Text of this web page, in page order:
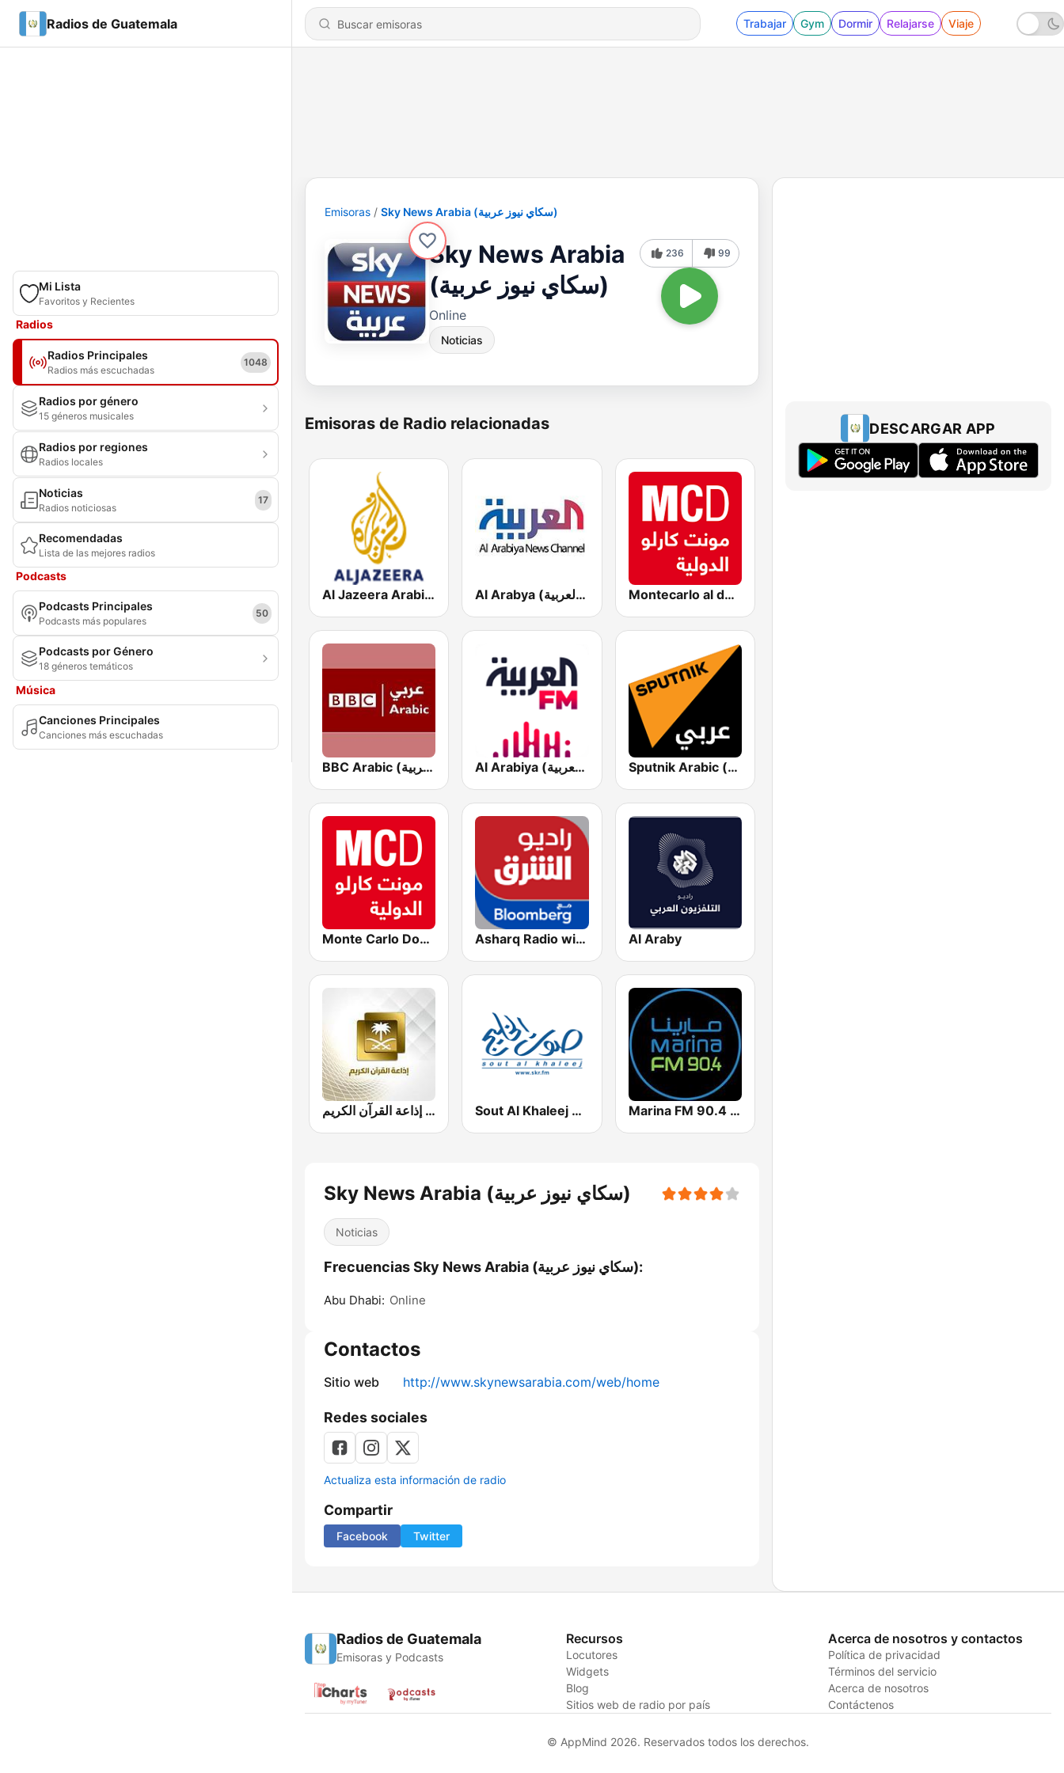
Radios de Guatemala Trabajar Gym Dormir Relajarse Viaje
Mi Lista
Favoritos y Recientes
Radios
Radios Principales
Radios más escuchadas
1048
Radios por género
15 géneros musicales
Radios por regiones
Radios locales
Noticias
Radios noticiosas
17
Recomendadas
Lista de las mejores radios
Podcasts
Podcasts Principales
Podcasts más populares
50
Podcasts por Género
18 géneros temáticos
Música
Canciones Principales
Canciones más escuchadas
Emisoras Sky News Arabia (سكاي نيوز عربية)
Sky News Arabia
(سكاي نيوز عربية)
Online
Noticias
236 99
Emisoras de Radio relacionadas
Al Jazeera Arabic (قناة الجزيرة) Al Arabya (العربية FM) Montecarlo al doualiya (مونت كارلو الدولية)
BBC Arabic (إذاعة بي بي سي العربية) Al Arabiya (العربية FM) Sputnik Arabic (عربي)
Monte Carlo Doualiya Asharq Radio with Bloomberg Al Araby
إذاعة القرآن الكريم - Holy Quran Radio Sout Al Khaleej FM صوت الخليج Marina FM 90.4 (مارينا)
Sky News Arabia (سكاي نيوز عربية)
Noticias
Frecuencias Sky News Arabia (سكاي نيوز عربية):
Abu Dhabi: Online
Contactos
Sitio web http://www.skynewsarabia.com/web/home
Redes sociales
Actualiza esta información de radio
Compartir
Facebook Twitter
DESCARGAR APP
Radios de Guatemala
Emisoras y Podcasts
Recursos
Locutores
Widgets
Blog
Sitios web de radio por país
Acerca de nosotros y contactos
Política de privacidad
Términos del servicio
Acerca de nosotros
Contáctenos
© AppMind 2026. Reservados todos los derechos.